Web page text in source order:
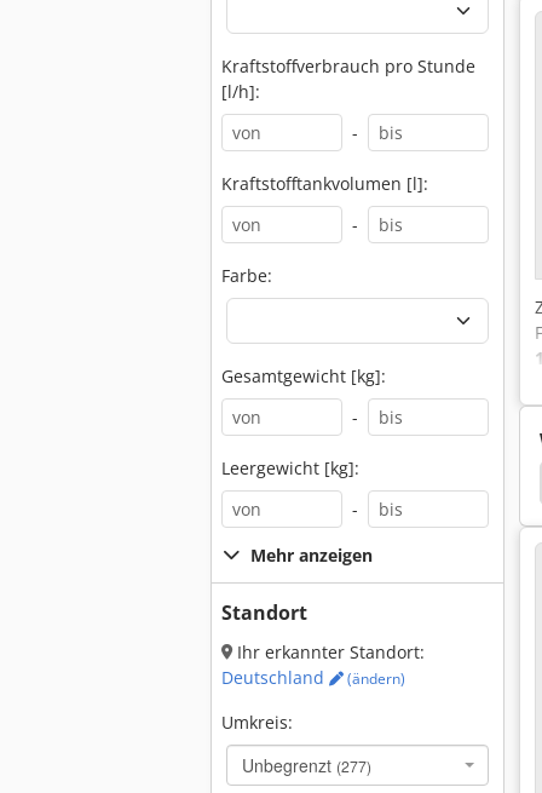
Kraftstoffverbrauch pro Stunde
[l/h]:
-
Kraftstofftankvolumen [l]:
-
Farbe:
Gesamtgewicht [kg]:
-
Leergewicht [kg]:
-
Mehr anzeigen
Standort
Ihr erkannter Standort:
Deutschland
(ändern)
Umkreis:
Unbegrenzt (277)
Kubota Bx 1800 Kubota